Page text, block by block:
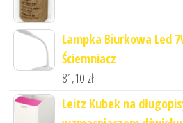
Lampka Biurkowa Led
Ściemniacz
81,10 zł
Leitz Kubek na